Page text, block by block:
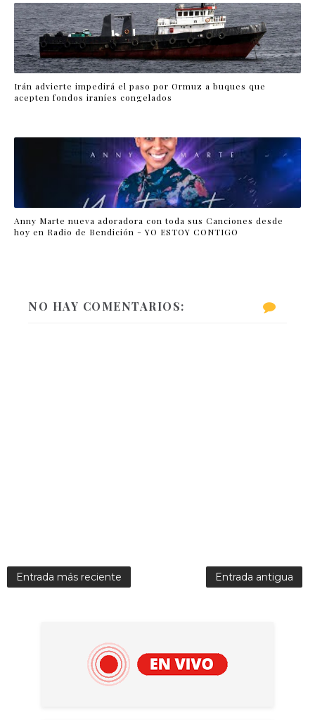
Irán advierte impedirá el paso por Ormuz a buques que
acepten fondos iraníes congelados
Anny Marte nueva adoradora con toda sus Canciones desde
hoy en Radio de Bendición - YO ESTOY CONTIGO
NO HAY COMENTARIOS:
Entrada más reciente Entrada antigua